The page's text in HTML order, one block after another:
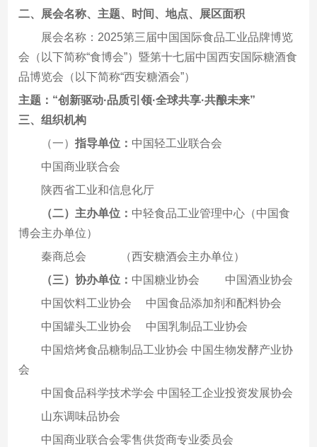
二、 展会名称、主题、时间、地点、展区面积
展会名称：2025第三届中国国际食品工业品牌博览
会（以下简称“食博会”）暨第十七届中国西安国际糖酒食
品博览会（以下简称“西安糖酒会”）
主题：“创新驱动·品质引领·全球共享·共酿未来”
三、组织机构
（一）指导单位： 中国轻工业联合会
中国商业联合会
陕西省工业和信息化厅
（二）主办单位： 中轻食品工业管理中心（中国食
博会主办单位）
秦商总会 （西安糖酒会主办单位）
（三）协办单位： 中国糖业协会 中国酒业协会
中国饮料工业协会 中国食品添加剂和配料协会
中国罐头工业协会 中国乳制品工业协会
中国焙烤食品糖制品工业协会 中国生物发酵产业协
会
中国食品科学技术学会 中国轻工企业投资发展协会
山东调味品协会
中国商业联合会零售供货商专业委员会